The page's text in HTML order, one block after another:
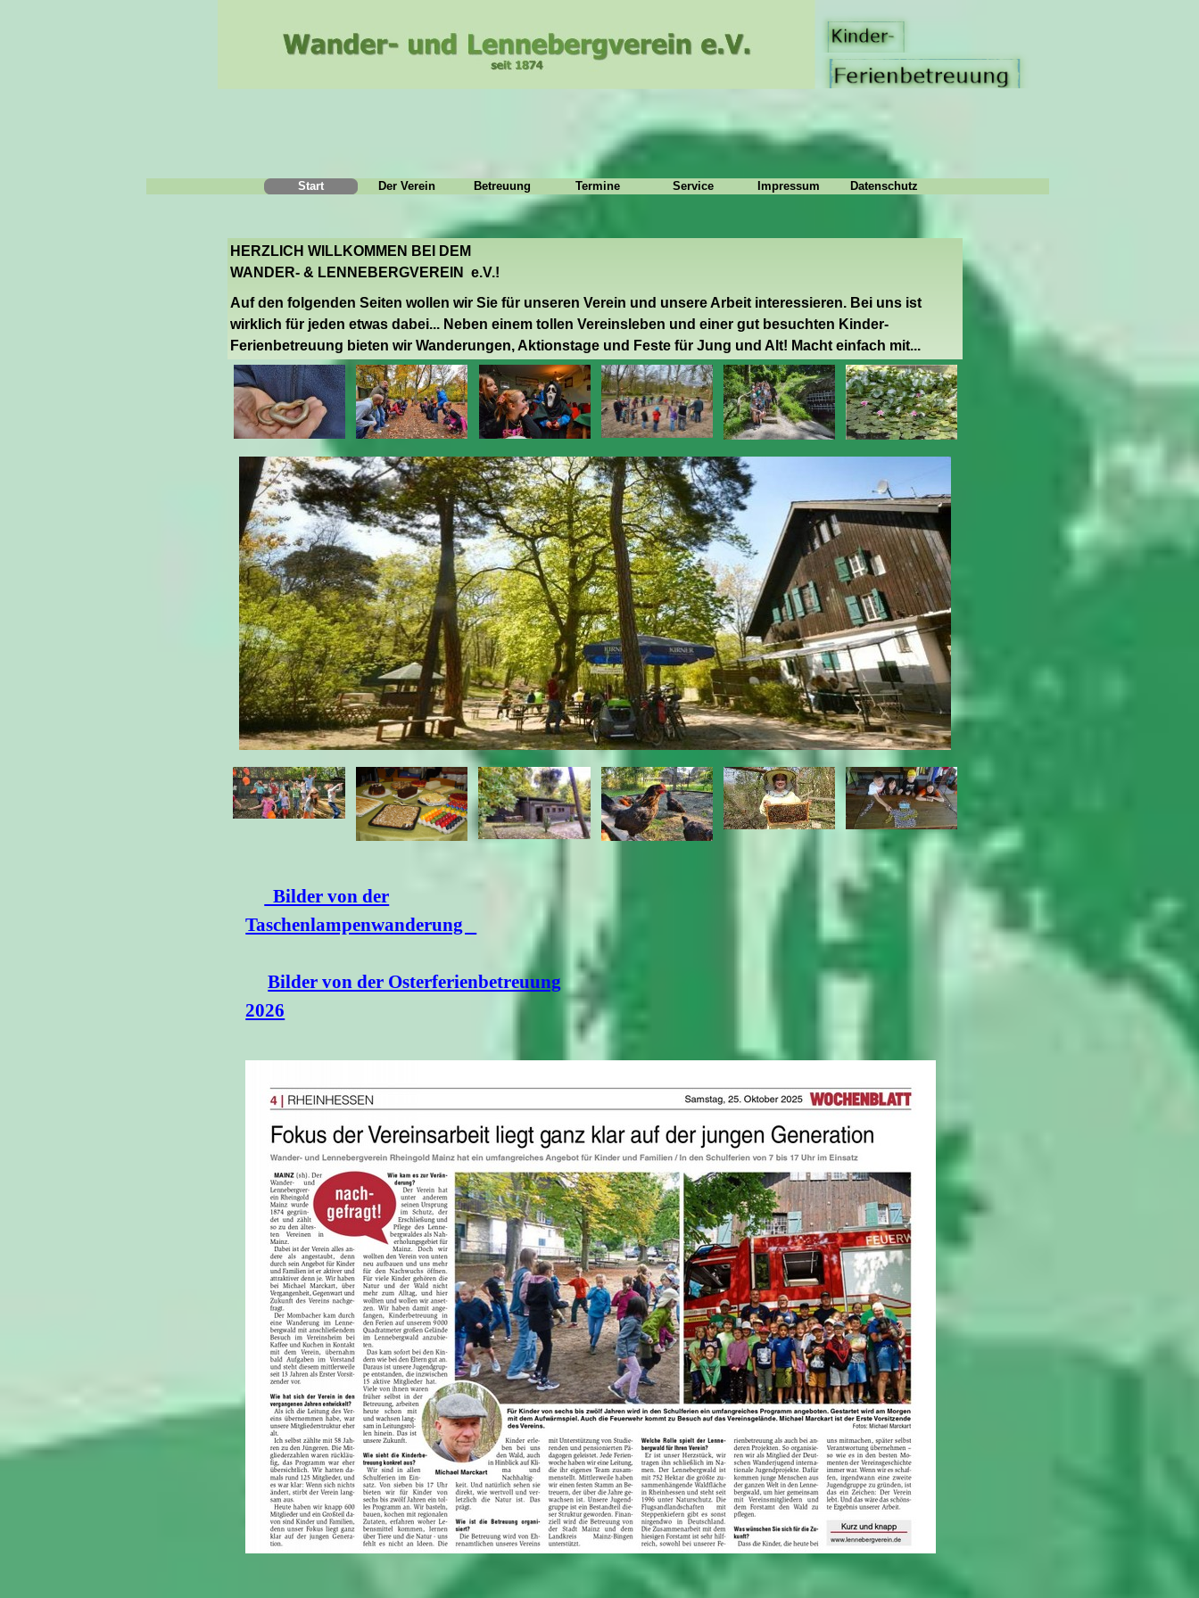
Start Der Verein Betreuung Termine Service Impressum Datenschutz
HERZLICH WILLKOMMEN BEI DEM
WANDER- & LENNEBERGVEREIN e.V.!
Auf den folgenden Seiten wollen wir Sie für unseren Verein und unsere Arbeit interessieren. Bei uns ist
wirklich für jeden etwas dabei... Neben einem tollen Vereinsleben und einer gut besuchten Kinder-
Ferienbetreuung bieten wir Wanderungen, Aktionstage und Feste für Jung und Alt! Macht einfach mit...
Bilder von der
Taschenlampenwanderung
Bilder von der Osterferienbetreuung
2026